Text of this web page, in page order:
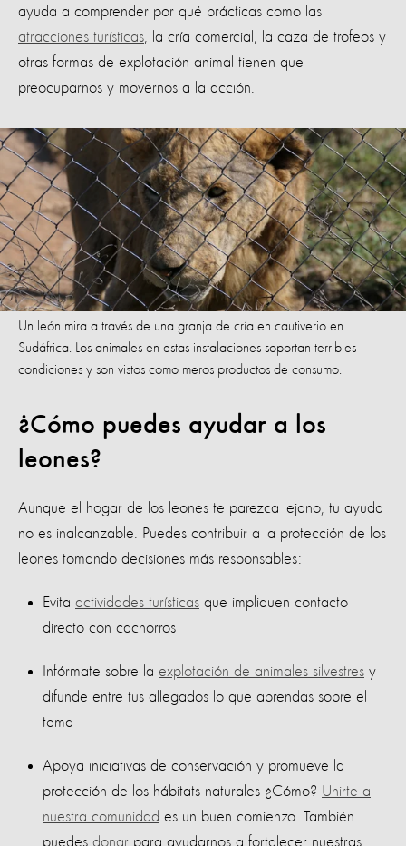
ayuda a comprender por qué prácticas como las
atracciones turísticas , la cría comercial, la caza de trofeos y
otras formas de explotación animal tienen que
preocuparnos y movernos a la acción.
Un león mira a través de una granja de cría en cautiverio en
Sudáfrica. Los animales en estas instalaciones soportan terribles
condiciones y son vistos como meros productos de consumo.
¿Cómo puedes ayudar a los
leones?
Aunque el hogar de los leones te parezca lejano, tu ayuda
no es inalcanzable. Puedes contribuir a la protección de los
leones tomando decisiones más responsables:
Evita actividades turísticas que impliquen contacto
directo con cachorros
Infórmate sobre la explotación de animales silvestres y
difunde entre tus allegados lo que aprendas sobre el
tema
Apoya iniciativas de conservación y promueve la
protección de los hábitats naturales ¿Cómo? Unirte a
nuestra comunidad es un buen comienzo. También
puedes donar para ayudarnos a fortalecer nuestras